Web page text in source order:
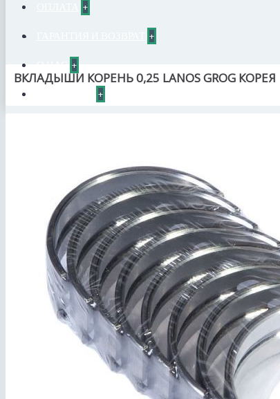
+
+
+
+
ВКЛАДЫШИ КОРЕНЬ 0,25 LANOS GROG КОРЕЯ